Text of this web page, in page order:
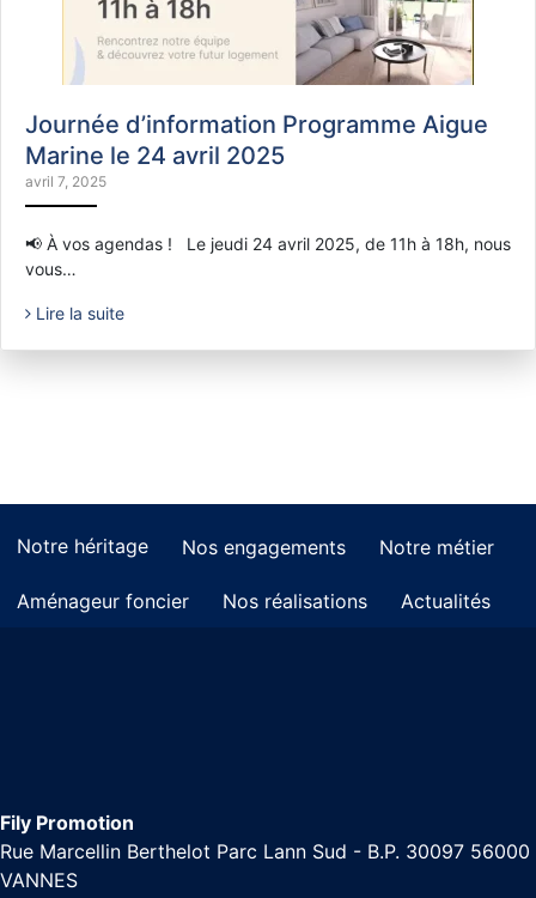
Journée d’information Programme Aigue
Marine le 24 avril 2025
avril 7, 2025
📢 À vos agendas ! Le jeudi 24 avril 2025, de 11h à 18h, nous
vous…
Lire la suite
Notre héritage Nos engagements Notre métier
Aménageur foncier Nos réalisations Actualités
Fily Promotion
Rue Marcellin Berthelot Parc Lann Sud - B.P. 30097 56000
VANNES